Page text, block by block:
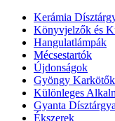
Kerámia
Könyvjelzők és
Hangulatlámpák
Mécsestartók
Újdonságok
Gyöngy Karkötők
Különleges
Gyanta
Ékszerek